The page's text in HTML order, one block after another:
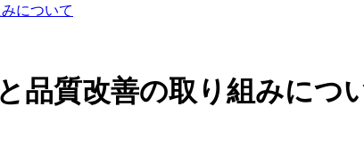
について
品質改善の取り組みにつ